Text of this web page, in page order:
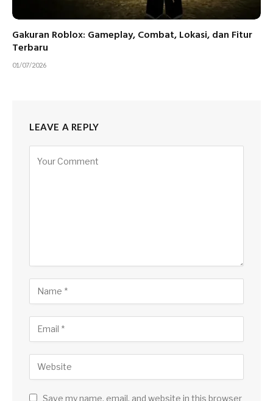
Gakuran Roblox: Gameplay, Combat, Lokasi, dan Fitur
Terbaru
01/07/2026
LEAVE A REPLY
Save my name, email, and website in this browser